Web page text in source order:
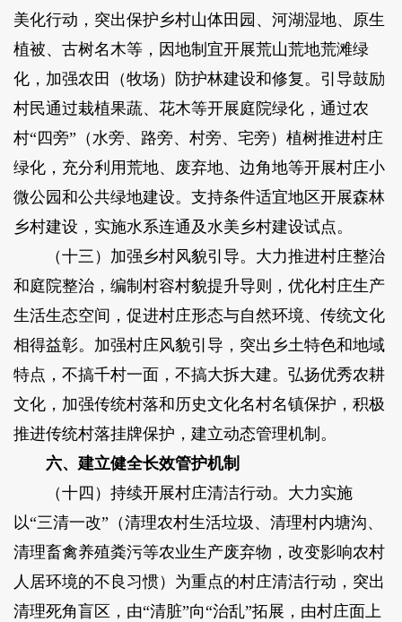
美化行动，突出保护乡村山体田园、河湖湿地、原生
植被、古树名木等，因地制宜开展荒山荒地荒滩绿
化，加强农田（牧场）防护林建设和修复。引导鼓励
村民通过栽植果蔬、花木等开展庭院绿化，通过农
村“四旁”（水旁、路旁、村旁、宅旁）植树推进村庄
绿化，充分利用荒地、废弃地、边角地等开展村庄小
微公园和公共绿地建设。支持条件适宜地区开展森林
乡村建设，实施水系连通及水美乡村建设试点。
（十三）加强乡村风貌引导。大力推进村庄整治
和庭院整治，编制村容村貌提升导则，优化村庄生产
生活生态空间，促进村庄形态与自然环境、传统文化
相得益彰。加强村庄风貌引导，突出乡土特色和地域
特点，不搞千村一面，不搞大拆大建。弘扬优秀农耕
文化，加强传统村落和历史文化名村名镇保护，积极
推进传统村落挂牌保护，建立动态管理机制。
六、建立健全长效管护机制
（十四）持续开展村庄清洁行动。大力实施
以“三清一改”（清理农村生活垃圾、清理村内塘沟、
清理畜禽养殖粪污等农业生产废弃物，改变影响农村
人居环境的不良习惯）为重点的村庄清洁行动，突出
清理死角盲区，由“清脏”向“治乱”拓展，由村庄面上